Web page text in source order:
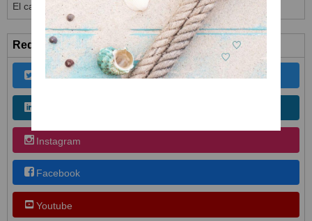
El carrito de la compra está vacío
Redes Sociales
Twitter
Instagram
Facebook
Youtube